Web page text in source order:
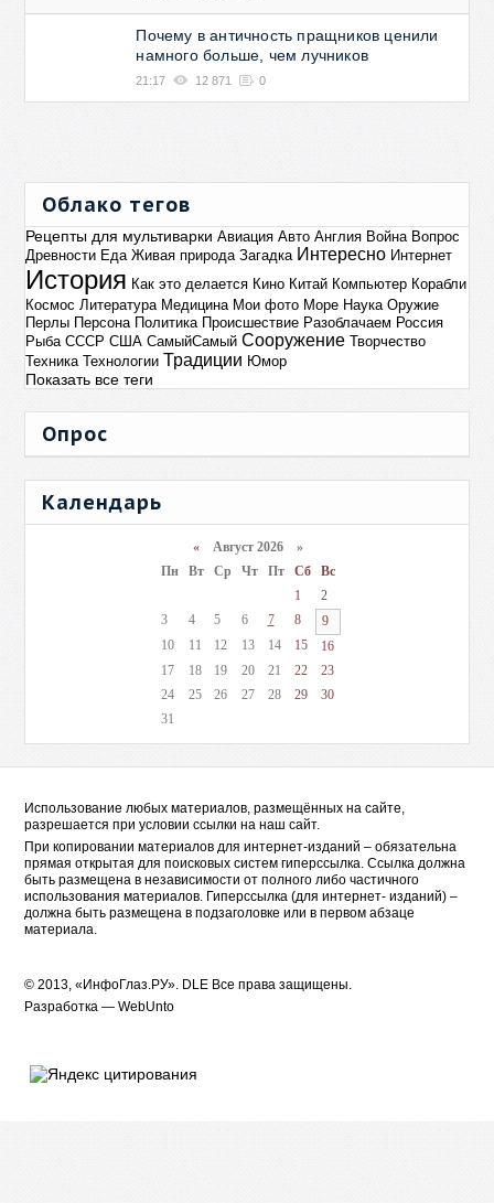
Почему в античность пращников ценили
намного больше, чем лучников
21:17 12 871 0
Облако тегов
Рецепты для мультиварки Авиация Авто Англия Война Вопрос
Древности Еда Живая природа Загадка Интересно Интернет
История Как это делается Кино Китай Компьютер Корабли
Космос Литература Медицина Мои фото Море Наука Оружие
Перлы Персона Политика Происшествие Разоблачаем Россия
Рыба СССР США СамыйСамый Сооружение Творчество
Техника Технологии Традиции Юмор
Показать все теги
Опрос
Календарь
«Август 2026 »
Пн
Вт Ср Чт Пт Сб
Вс
1
2
3
4 5 6 7 8
9
10
11 12 13 14 15
16
17
18 19 20 21 22
23
24
25 26 27 28 29
30
31
Использование любых материалов, размещённых на сайте,
разрешается при условии ссылки на наш сайт.
При копировании материалов для интернет-изданий – обязательна
прямая открытая для поисковых систем гиперссылка. Ссылка должна
быть размещена в независимости от полного либо частичного
использования материалов. Гиперссылка (для интернет- изданий) –
должна быть размещена в подзаголовке или в первом абзаце
материала.
© 2013, «ИнфоГлаз.РУ». DLE Все права защищены.
Разработка —WebUnto